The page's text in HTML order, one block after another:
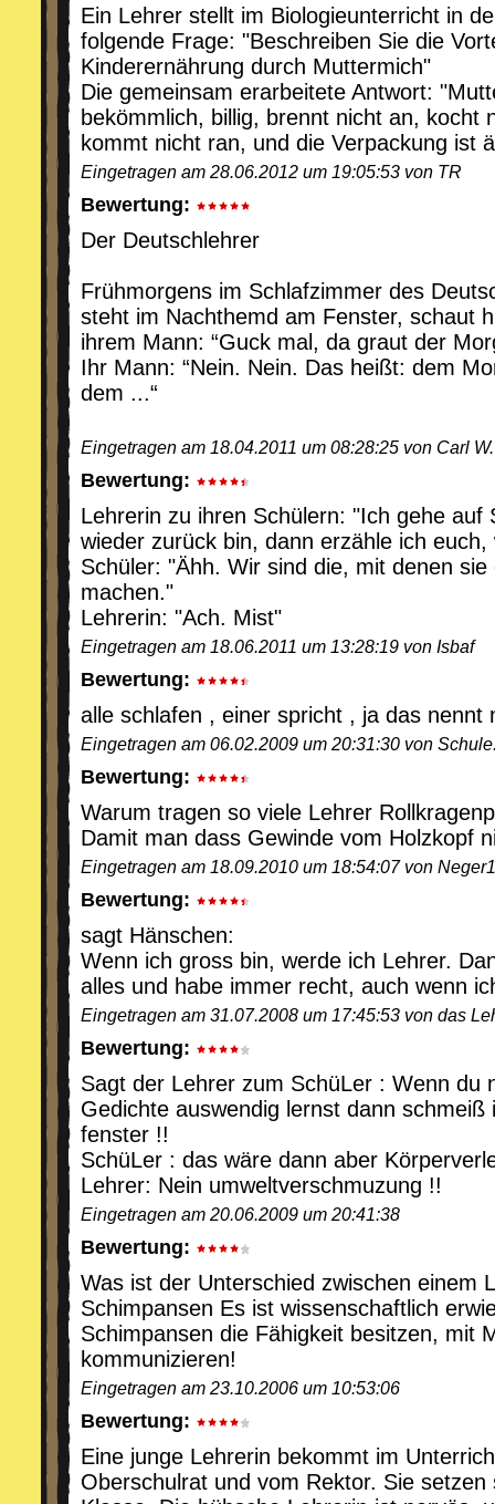
Ein Lehrer stellt im Biologieunterricht in
folgende Frage: "Beschreiben Sie die
Kinderernährung durch Muttermich"
Die gemeinsam erarbeitete Antwort:
bekömmlich, billig, brennt nicht an, kocht
kommt nicht ran, und die Verpackung ist
Eingetragen am 28.06.2012 um 19:05:53 von TR
Bewertung:
Der Deutschlehrer
Frühmorgens im Schlafzimmer des
steht im Nachthemd am Fenster, schaut
ihrem Mann: “Guck mal, da graut der
Ihr Mann: “Nein. Nein. Das heißt: dem
dem ...“
Eingetragen am 18.04.2011 um 08:28:25 von Carl
Bewertung:
Lehrerin zu ihren Schülern: "Ich gehe auf
wieder zurück bin, dann erzähle ich euch,
Schüler: "Ähh. Wir sind die, mit denen
machen."
Lehrerin: "Ach. Mist"
Eingetragen am 18.06.2011 um 13:28:19 von Isbaf
Bewertung:
alle schlafen , einer spricht , ja das nennt
Eingetragen am 06.02.2009 um 20:31:30 von
Bewertung:
Warum tragen so viele Lehrer
Damit man dass Gewinde vom Holzkopf
Eingetragen am 18.09.2010 um 18:54:07 von
Bewertung:
sagt Hänschen:
Wenn ich gross bin, werde ich Lehrer.
alles und habe immer recht, auch wenn
Eingetragen am 31.07.2008 um 17:45:53 von das
Bewertung:
Sagt der Lehrer zum SchüLer : Wenn du
Gedichte auswendig lernst dann schmeiß
fenster !!
SchüLer : das wäre dann aber
Lehrer: Nein umweltverschmuzung !!
Eingetragen am 20.06.2009 um 20:41:38
Bewertung:
Was ist der Unterschied zwischen einem
Schimpansen Es ist wissenschaftlich
Schimpansen die Fähigkeit besitzen, mit
kommunizieren!
Eingetragen am 23.10.2006 um 10:53:06
Bewertung:
Eine junge Lehrerin bekommt im
Oberschulrat und vom Rektor. Sie